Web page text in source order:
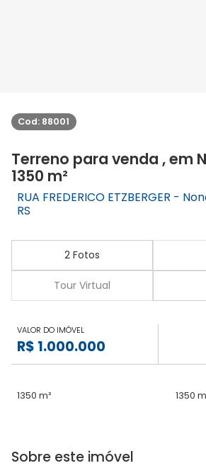
Cod: 88001
Terreno para venda , em
1350 m²
RUA FREDERICO ETZBERGER -
RS
2 Fotos
Tour Virtual
VALOR DO IMÓVEL
R$ 1.000.000
1350 m² 1350
Sobre este imóvel